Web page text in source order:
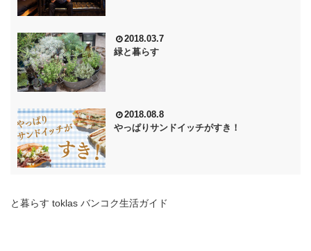
2018.03.7
緑と暮らす
2018.08.8
やっぱりサンドイッチがすき！
と暮らす toklas バンコク生活ガイド